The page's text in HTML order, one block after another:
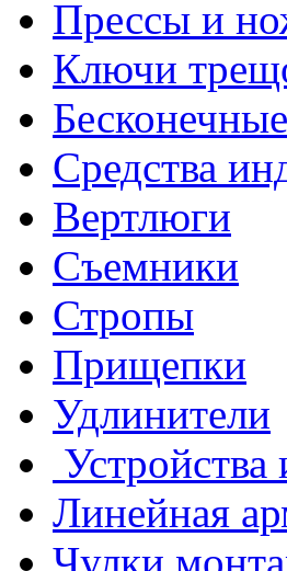
Прессы и
Ключи
Средства
Вертлюги
Съемники
Стропы
Прищепки
Удлинители
Линейная